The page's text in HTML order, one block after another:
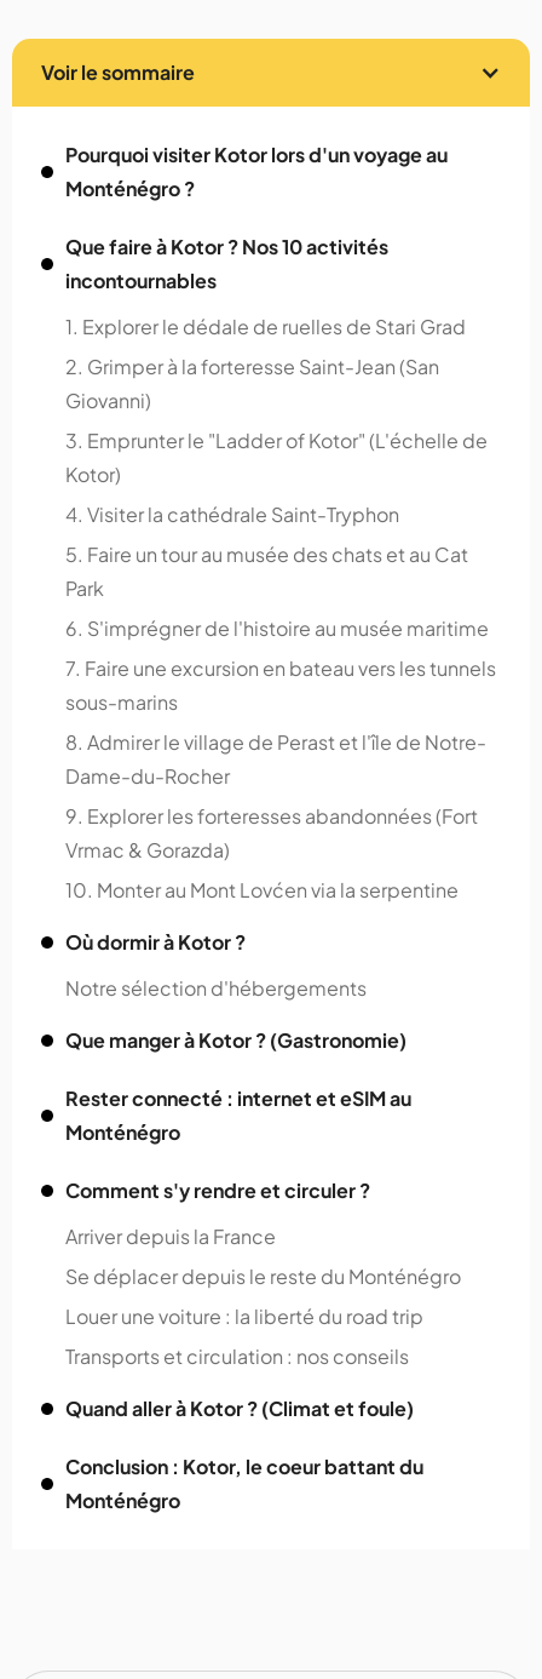
Voir le sommaire
Pourquoi visiter Kotor lors d'un voyage au
Monténégro ?
Que faire à Kotor ? Nos 10 activités
incontournables
1. Explorer le dédale de ruelles de Stari Grad
2. Grimper à la forteresse Saint-Jean (San
Giovanni)
3. Emprunter le "Ladder of Kotor" (L'échelle de
Kotor)
4. Visiter la cathédrale Saint-Tryphon
5. Faire un tour au musée des chats et au Cat
Park
6. S'imprégner de l'histoire au musée maritime
7. Faire une excursion en bateau vers les tunnels
sous-marins
8. Admirer le village de Perast et l'île de Notre-
Dame-du-Rocher
9. Explorer les forteresses abandonnées (Fort
Vrmac & Gorazda)
10. Monter au Mont Lovćen via la serpentine
Où dormir à Kotor ?
Notre sélection d'hébergements
Que manger à Kotor ? (Gastronomie)
Rester connecté : internet et eSIM au
Monténégro
Comment s'y rendre et circuler ?
Arriver depuis la France
Se déplacer depuis le reste du Monténégro
Louer une voiture : la liberté du road trip
Transports et circulation : nos conseils
Quand aller à Kotor ? (Climat et foule)
Conclusion : Kotor, le coeur battant du
Monténégro